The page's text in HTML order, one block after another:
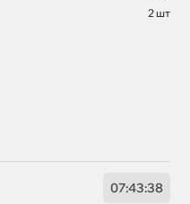
2 шт
07:43:38